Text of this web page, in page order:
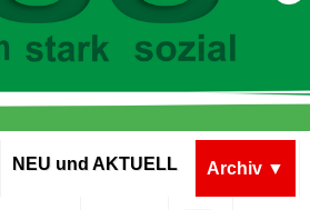
NEU und AKTUELL Archiv ▼